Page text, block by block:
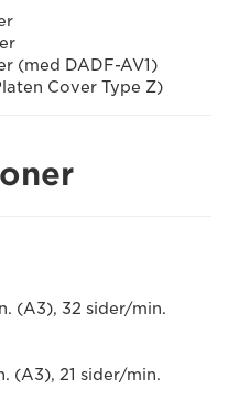
(med DADF-AV1)
Cover Type Z)
(A3), 32 sider/min.
(A3), 21 sider/min.